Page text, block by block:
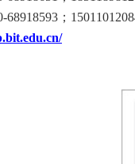
68918593 ；